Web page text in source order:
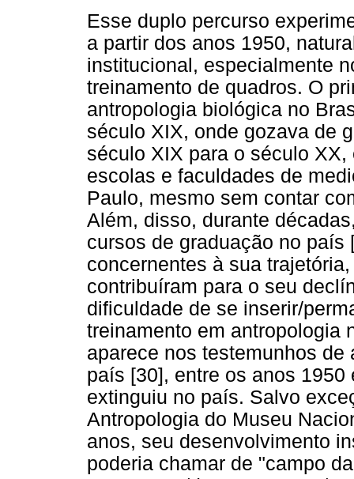
Esse duplo percurso
a partir dos anos 1950,
institucional, especialmente
treinamento de quadros. O
antropologia biológica no
século XIX, onde gozava de
século XIX para o século
escolas e faculdades de
Paulo, mesmo sem contar
Além, disso, durante
cursos de graduação no
concernentes à sua
contribuíram para o seu
dificuldade de se inserir/
treinamento em antropologia
aparece nos testemunhos
país [30], entre os anos
extinguiu no país. Salvo
Antropologia do Museu
anos, seu desenvolvimento
poderia chamar de "campo